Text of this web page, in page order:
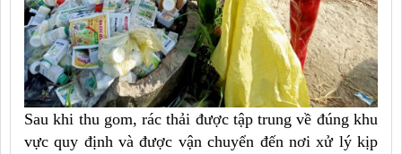
Sau khi thu gom, rác thải được tập trung về đúng khu
vực quy định và được vận chuyển đến nơi xử lý kịp